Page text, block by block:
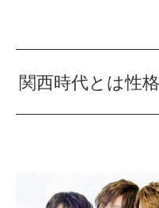
関西時代とは性